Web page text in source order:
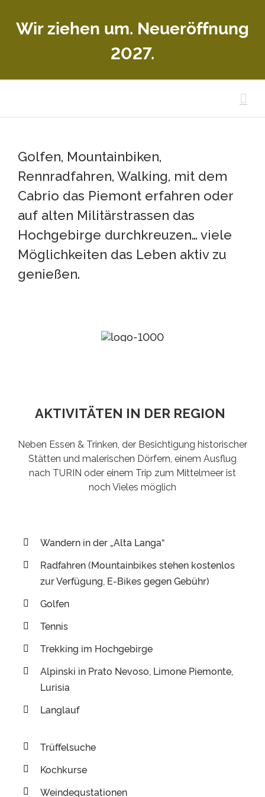
Inhalt
springen
Wir ziehen um. Neueröffnung
2027.
Golfen, Mountainbiken,
Rennradfahren, Walking, mit dem
Cabrio das Piemont erfahren oder
auf alten Militärstrassen das
Hochgebirge durchkreuzen… viele
Möglichkeiten das Leben aktiv zu
genießen.
AKTIVITÄTEN IN DER REGION
Neben Essen & Trinken, der Besichtigung historischer
Stätten und malerischen Dörfern, einem Ausflug
nach TURIN oder einem Trip zum Mittelmeer ist
noch Vieles möglich
Wandern in der „Alta Langa“
Radfahren (Mountainbikes stehen kostenlos
zur Verfügung, E-Bikes gegen Gebühr)
Golfen
Tennis
Trekking im Hochgebirge
Alpinski in Prato Nevoso, Limone Piemonte,
Lurisia
Langlauf
Trüffelsuche
Kochkurse
Weindegustationen